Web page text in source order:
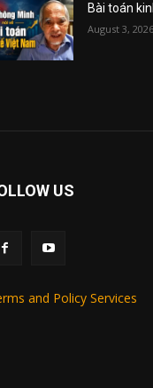
Bài toán
August 3, 2026
US
and Policy Services